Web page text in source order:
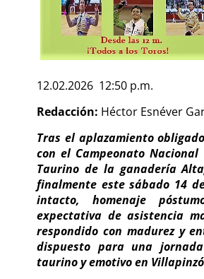
12.02.2026 12:50 p.m.
Redacción: Héctor Esnéver
Tras el aplazamiento
con el Campeonato
Taurino de la ganadería
finalmente este sábado 14
intacto, homenaje
expectativa de asistencia
respondido con madurez y
dispuesto para una
taurino y emotivo en